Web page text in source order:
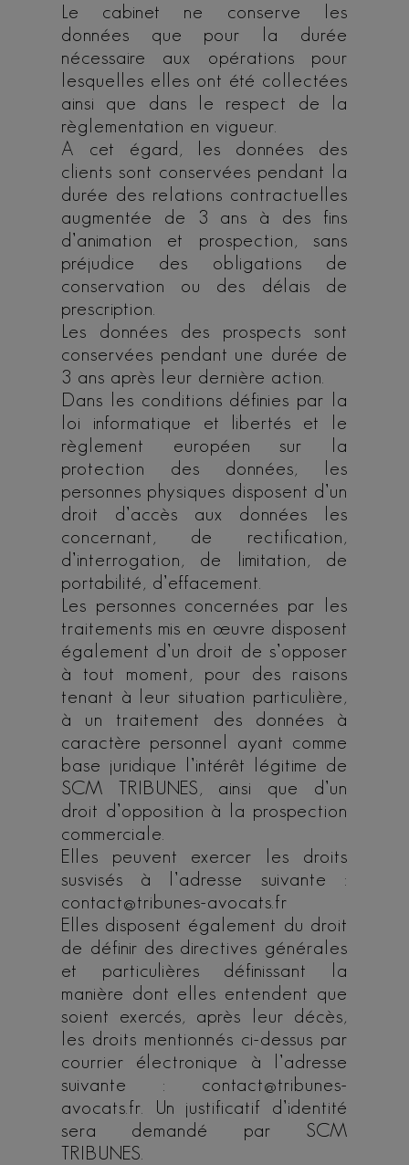
Le cabinet ne conserve les
données que pour la durée
nécessaire aux opérations pour
lesquelles elles ont été collectées
ainsi que dans le respect de la
règlementation en vigueur.
A cet égard, les données des
clients sont conservées pendant la
durée des relations contractuelles
augmentée de 3 ans à des fins
d’animation et prospection, sans
préjudice des obligations de
conservation ou des délais de
prescription.
Les données des prospects sont
conservées pendant une durée de
3 ans après leur dernière action.
Dans les conditions définies par la
loi informatique et libertés et le
règlement européen sur la
protection des données, les
personnes physiques disposent d’un
droit d’accès aux données les
concernant, de rectification,
d’interrogation, de limitation, de
portabilité, d’effacement.
Les personnes concernées par les
traitements mis en œuvre disposent
également d’un droit de s’opposer
à tout moment, pour des raisons
tenant à leur situation particulière,
à un traitement des données à
caractère personnel ayant comme
base juridique l’intérêt légitime de
SCM TRIBUNES, ainsi que d’un
droit d’opposition à la prospection
commerciale.
Elles peuvent exercer les droits
susvisés à l’adresse suivante :
contact@tribunes-avocats.fr
Elles disposent également du droit
de définir des directives générales
et particulières définissant la
manière dont elles entendent que
soient exercés, après leur décès,
les droits mentionnés ci-dessus par
courrier électronique à l’adresse
suivante : contact@tribunes-
avocats.fr. Un justificatif d’identité
sera demandé par SCM
TRIBUNES.